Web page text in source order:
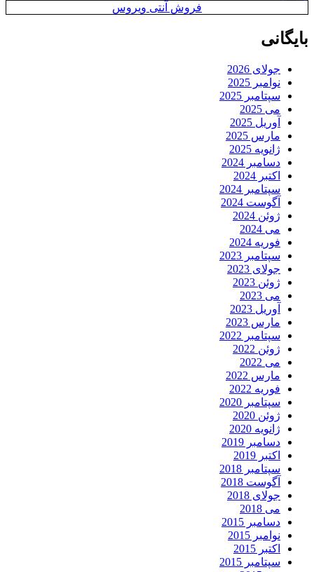
فروش آنتی ویروس
بایگانی
جولای 2026
نوامبر 2025
سپتامبر 2025
می 2025
آوریل 2025
مارس 2025
ژانویه 2025
دسامبر 2024
اکتبر 2024
سپتامبر 2024
آگوست 2024
ژوئن 2024
می 2024
فوریه 2024
سپتامبر 2023
جولای 2023
ژوئن 2023
می 2023
آوریل 2023
مارس 2023
سپتامبر 2022
ژوئن 2022
می 2022
مارس 2022
فوریه 2022
سپتامبر 2020
ژوئن 2020
ژانویه 2020
دسامبر 2019
اکتبر 2019
سپتامبر 2018
آگوست 2018
جولای 2018
می 2018
دسامبر 2015
نوامبر 2015
اکتبر 2015
سپتامبر 2015